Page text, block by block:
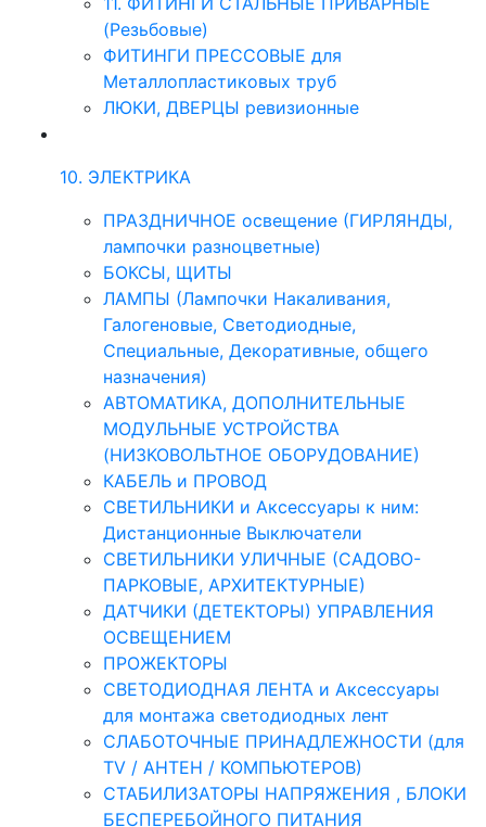
(Резьбовые)
ФИТИНГИ ПРЕССОВЫЕ для
Металлопластиковых труб
ЛЮКИ, ДВЕРЦЫ ревизионные
10. ЭЛЕКТРИКА
ПРАЗДНИЧНОЕ освещение (ГИРЛЯНДЫ,
лампочки разноцветные)
БОКСЫ, ЩИТЫ
ЛАМПЫ (Лампочки Накаливания,
Галогеновые, Светодиодные,
Специальные, Декоративные, общего
назначения)
АВТОМАТИКА, ДОПОЛНИТЕЛЬНЫЕ
МОДУЛЬНЫЕ УСТРОЙСТВА
(НИЗКОВОЛЬТНОЕ ОБОРУДОВАНИЕ)
КАБЕЛЬ и ПРОВОД
СВЕТИЛЬНИКИ и Аксессуары к ним:
Дистанционные Выключатели
СВЕТИЛЬНИКИ УЛИЧНЫЕ (САДОВО-
ПАРКОВЫЕ, АРХИТЕКТУРНЫЕ)
ДАТЧИКИ (ДЕТЕКТОРЫ) УПРАВЛЕНИЯ
ОСВЕЩЕНИЕМ
ПРОЖЕКТОРЫ
СВЕТОДИОДНАЯ ЛЕНТА и Аксессуары
для монтажа светодиодных лент
СЛАБОТОЧНЫЕ ПРИНАДЛЕЖНОСТИ (для
TV / АНТЕН / КОМПЬЮТЕРОВ)
СТАБИЛИЗАТОРЫ НАПРЯЖЕНИЯ , БЛОКИ
БЕСПЕРЕБОЙНОГО ПИТАНИЯ